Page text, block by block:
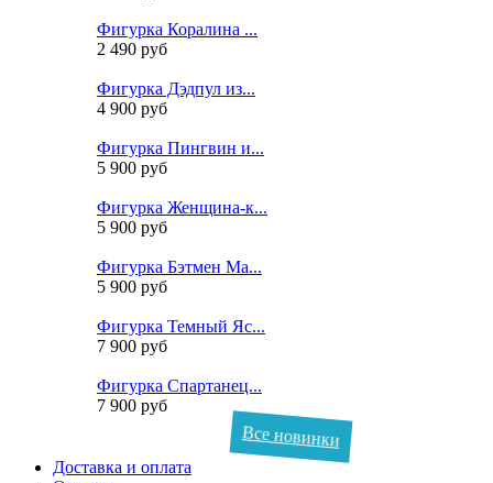
Фигурка Коралина ...
2 490 руб
Фигурка Дэдпул из...
4 900 руб
Фигурка Пингвин и...
5 900 руб
Фигурка Женщина-к...
5 900 руб
Фигурка Бэтмен Ма...
5 900 руб
Фигурка Темный Яс...
7 900 руб
Фигурка Спартанец...
7 900 руб
Все новинки
Доставка и оплата